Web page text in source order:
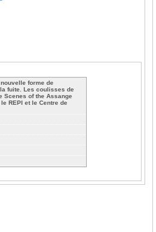
forme de
fuite. Les coulisses de
Scenes of the Assange
REPI et le Centre de